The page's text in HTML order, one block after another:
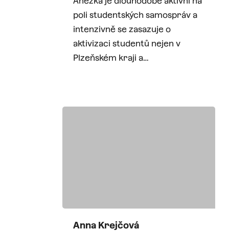
poli studentských samospráv a
intenzivně se zasazuje o
aktivizaci studentů nejen v
Plzeňském kraji a…
Anna Krejčová